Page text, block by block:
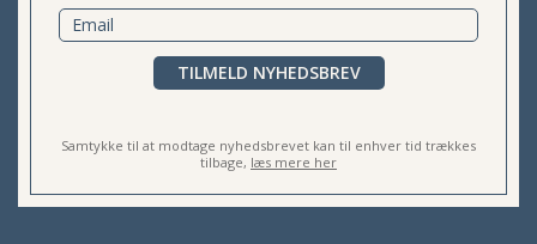
TILMELD NYHEDSBREV
Samtykke til at modtage nyhedsbrevet kan til enhver tid trækkes
tilbage, læs mere her